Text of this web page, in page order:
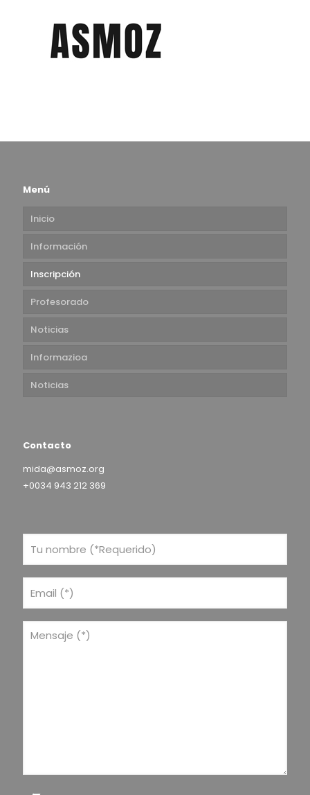
Menú
Inicio
Información
Inscripción
Profesorado
Noticias
Informazioa
Noticias
Contacto
mida@asmoz.org
+0034 943 212 369